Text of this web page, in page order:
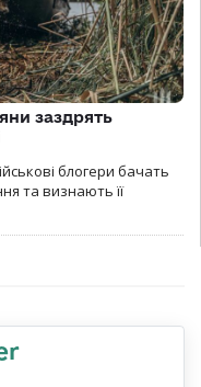
заздрять
блогери бачать
та визнають її